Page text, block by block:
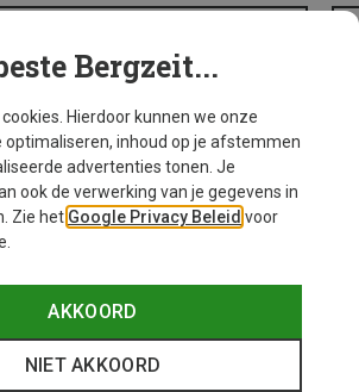
Bergzeit...
cookies. Hierdoor kunnen we onze
optimaliseren, inhoud op je afstemmen
advertenties tonen. Je
ook de verwerking van je gegevens in
Zie het Google Privacy Beleid voor
AKKOORD
NIET AKKOORD